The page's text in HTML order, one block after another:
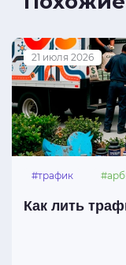
21 июля 2026
#трафик
Как лить